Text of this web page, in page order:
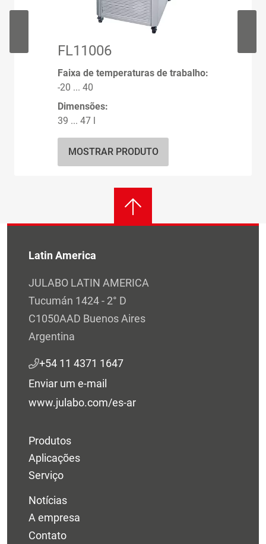
FL11006
Faixa de temperaturas de trabalho:
-20 ... 40
Dimensões:
39 ... 47 l
MOSTRAR PRODUTO
Latin America
JULABO LATIN AMERICA
Tucumán 1424 - 2° D
C1050AAD Buenos Aires
Argentina
+54 11 4371 1647
Enviar um e-mail
www.julabo.com/es-ar
Produtos
Aplicações
Serviço
Notícias
A empresa
Contato